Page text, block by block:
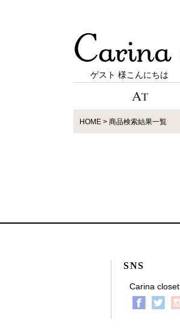
ゲスト 様こんにちは
HOME 商品検索結果一覧
SNS
Carina closet